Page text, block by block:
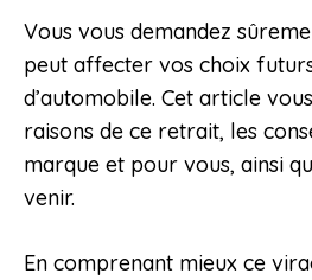
Vous vous demandez
peut affecter vos choix
d’automobile. Cet article
raisons de ce retrait, les
marque et pour vous, ainsi
venir.
En comprenant mieux ce